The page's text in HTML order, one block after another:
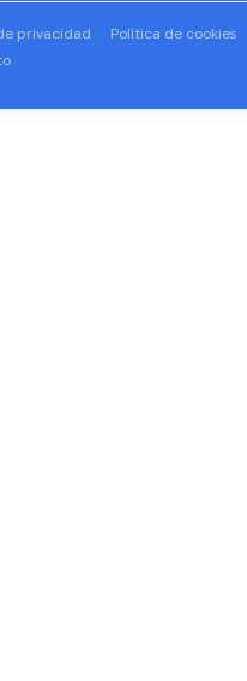
privacidad
Política de cookies